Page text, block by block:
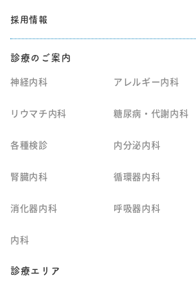
採用情報
診療のご案内
神経内科 アレルギー内科
リウマチ内科 糖尿病・代謝内科
各種検診 内分泌内科
腎臓内科 循環器内科
消化器内科 呼吸器内科
内科
診療エリア